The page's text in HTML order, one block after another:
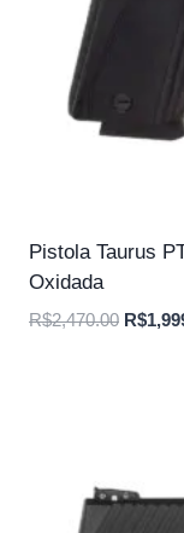
Pistola Taurus
Oxidada
R$2,470.00 O
R$